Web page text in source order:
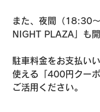
また、夜間（18:30
NIGHT PLAZA」も
駐車料金をお支払い
使える「400円クー
ご活用ください。